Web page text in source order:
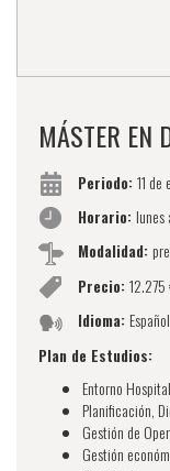
MÁSTER EN
Periodo: 11
Horario: lunes
Modalidad:
Precio:
Idioma: Español
Plan de Estudios:
Entorno
Planificación,
Gestión de
Gestión